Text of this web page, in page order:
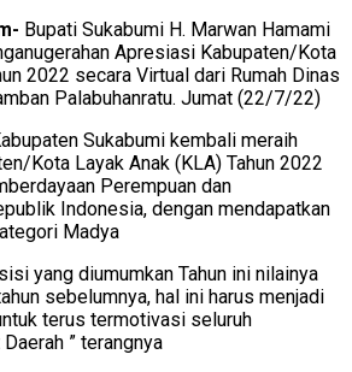
Bupati Sukabumi H. Marwan Hamami
Apresiasi Kabupaten/Kota
2022 secara Virtual dari Rumah Dinas
Palabuhanratu. Jumat (22/7/22)
Sukabumi kembali meraih
Kota Layak Anak (KLA) Tahun 2022
Perempuan dan
Indonesia, dengan mendapatkan
Madya
yang diumumkan Tahun ini nilainya
sebelumnya, hal ini harus menjadi
terus termotivasi seluruh
” terangnya